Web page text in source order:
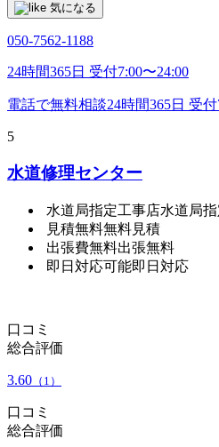
気になる
050-7562-1188
24時間365日 受付7:00〜24:00
電話で無料相談24時間365日 受
5
水道修理センター
水道局指定工事店水道局
見積無料無料見積
出張費無料出張無料
即日対応可能即日対応
口コミ
総合評価
3.60 （1）
口コミ
総合評価